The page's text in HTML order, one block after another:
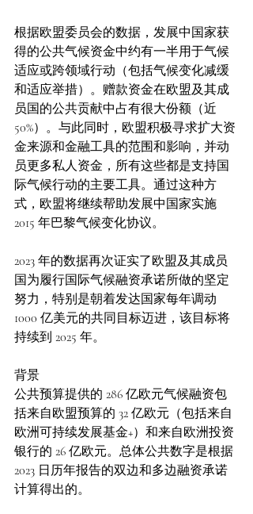
根据欧盟委员会的数据，发展中国家获
得的公共气候资金中约有一半用于气候
适应或跨领域行动（包括气候变化减缓
和适应举措）。赠款资金在欧盟及其成
员国的公共贡献中占有很大份额（近
50%）。与此同时，欧盟积极寻求扩大资
金来源和金融工具的范围和影响，并动
员更多私人资金，所有这些都是支持国
际气候行动的主要工具。通过这种方
式，欧盟将继续帮助发展中国家实施
2015 年巴黎气候变化协议。
2023 年的数据再次证实了欧盟及其成员
国为履行国际气候融资承诺所做的坚定
努力，特别是朝着发达国家每年调动
1000 亿美元的共同目标迈进，该目标将
持续到 2025 年。
背景
公共预算提供的 286 亿欧元气候融资包
括来自欧盟预算的 32 亿欧元（包括来自
欧洲可持续发展基金+）和来自欧洲投资
银行的 26 亿欧元。总体公共数字是根据
2023 日历年报告的双边和多边融资承诺
计算得出的。